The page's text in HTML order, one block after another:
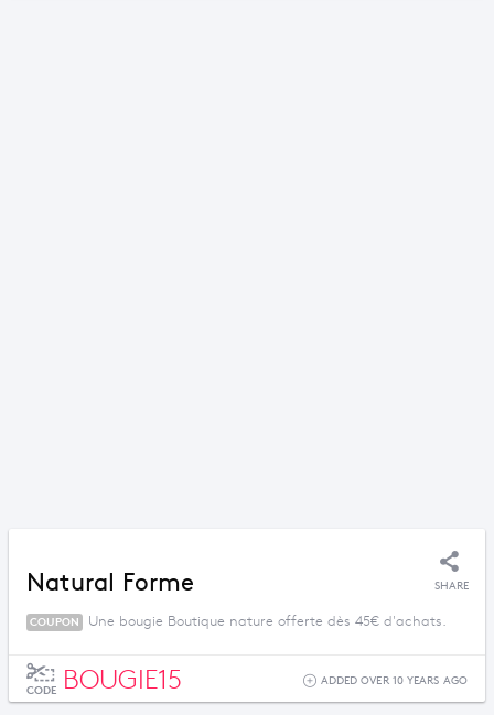
Natural Forme SHARE
COUPON Une bougie Boutique nature offerte dès 45€ d'achats.
CODE BOUGIE15 ADDED OVER 10 YEARS AGO